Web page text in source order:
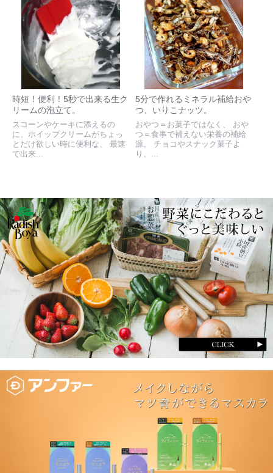
時短！便利！5秒で出来る生ク
リームの泡立て。
スコーンやケーキに添えるの
に、ホイップクリームがちょっ
とだけ欲しい時に便利な、 最速
で出来...
5分で作れるミネラル補給おや
つ、いりこナッツ。
おやつ＝お菓子ではなく、 おや
つ＝食事で補えない栄養の補給
源。 チョコやスナック菓子よ
り、...